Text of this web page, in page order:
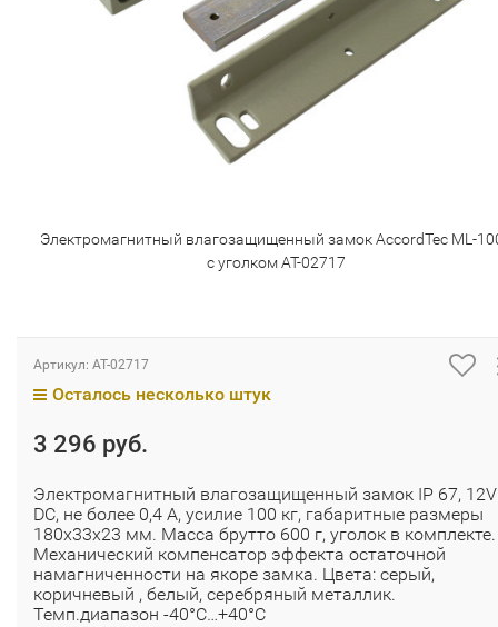
Электромагнитный влагозащищенный замок AccordTec ML-
с уголком AT-02717
Артикул: AT-02717
Осталось несколько штук
3 296 руб.
Электромагнитный влагозащищенный замок IP 67, 12V
DC, не более 0,4 A, усилие 100 кг, габаритные размеры
180x33x23 мм. Масса брутто 600 г, уголок в комплекте.
Механический компенсатор эффекта остаточной
намагниченности на якоре замка. Цвета: серый,
коричневый , белый, серебряный металлик.
Темп.диапазон -40°С…+40°С